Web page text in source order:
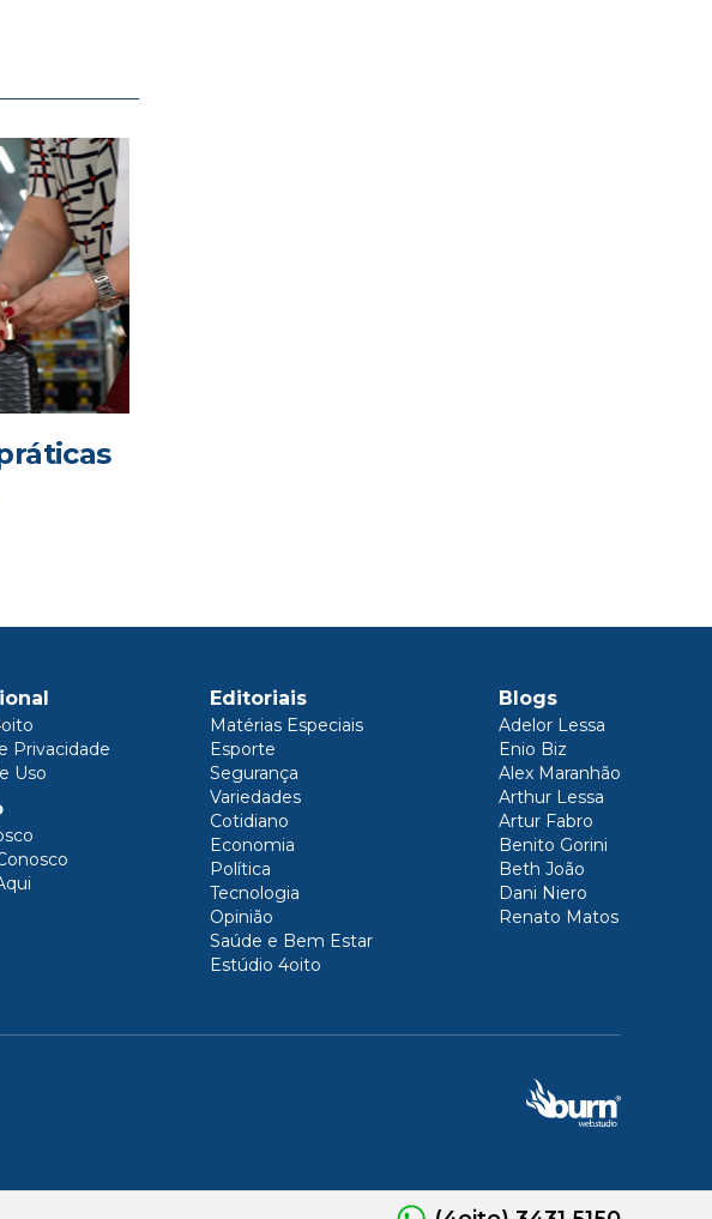
Privacidade
Uso
Editoriais
Matérias Especiais
Esporte
Segurança
Variedades
Cotidiano
Economia
Política
Tecnologia
Opinião
Saúde e Bem Estar
Estúdio 4oito
Blogs
Adelor Lessa
Enio Biz
Alex Maranhão
Arthur Lessa
Artur Fabro
Benito Gorini
Beth João
Dani Niero
Renato Matos